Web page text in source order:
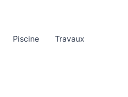
Piscine Travaux